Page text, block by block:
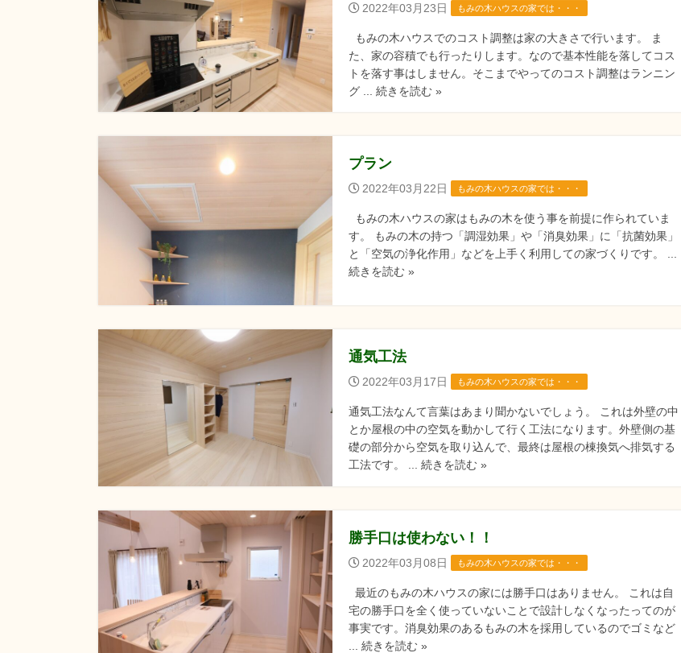
2022年03月23日 もみの木ハウスの家では・・・
もみの木ハウスでのコスト調整は家の大きさで行います。 ま
た、家の容積でも行ったりします。なので基本性能を落してコス
トを落す事はしません。そこまでやってのコスト調整はランニン
グ ... 続きを読む »
プラン
2022年03月22日 もみの木ハウスの家では・・・
もみの木ハウスの家はもみの木を使う事を前提に作られていま
す。 もみの木の持つ「調湿効果」や「消臭効果」に「抗菌効果」
と「空気の浄化作用」などを上手く利用しての家づくりです。 ...
続きを読む »
通気工法
2022年03月17日 もみの木ハウスの家では・・・
通気工法なんて言葉はあまり聞かないでしょう。 これは外壁の中
とか屋根の中の空気を動かして行く工法になります。外壁側の基
礎の部分から空気を取り込んで、最終は屋根の棟換気へ排気する
工法です。 ... 続きを読む »
勝手口は使わない！！
2022年03月08日 もみの木ハウスの家では・・・
最近のもみの木ハウスの家には勝手口はありません。 これは自
宅の勝手口を全く使っていないことで設計しなくなったってのが
事実です。消臭効果のあるもみの木を採用しているのでゴミなど
... 続きを読む »